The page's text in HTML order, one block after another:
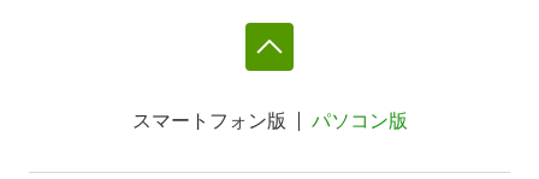
スマートフォン版 パソコン版